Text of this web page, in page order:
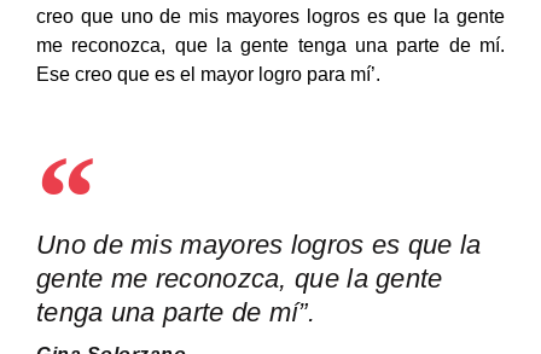
regalado, he vendido, he hecho de todo, entonces,
creo que uno de mis mayores logros es que la gente
me reconozca, que la gente tenga una parte de mí.
Uno de mis mayores logros es que la
gente me reconozca, que la gente
tenga una parte de mí”.